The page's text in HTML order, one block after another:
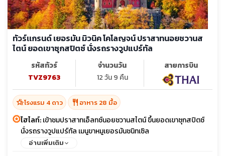
ทัวร์เเกรนด์ เยอรมัน มิวนิค โคโลญจน์ ปราสาทนอยชวานส
ไตน์ ยอดเขาซุกสปิตซ์ นั่งรถรางวูปแปร์ทัล
รหัสทัวร์
TVZ9763
จำนวนวัน
12 วัน 9 คืน
สายการบิน
hotel_classโรงแรม 4 ดาว restaurant อาหาร 28 มื้อ
ไฮไลท์:เข้าชมปราสาทเอ็ลทซ์นอยชวานสไตน์ ขึ้นยอดเขาซุกสปิตซ์
นั่งรถรางวูปแปร์ทัล เมนูขาหมูเยอรมันชนิทเซิล
อ่านเพิ่มเติม